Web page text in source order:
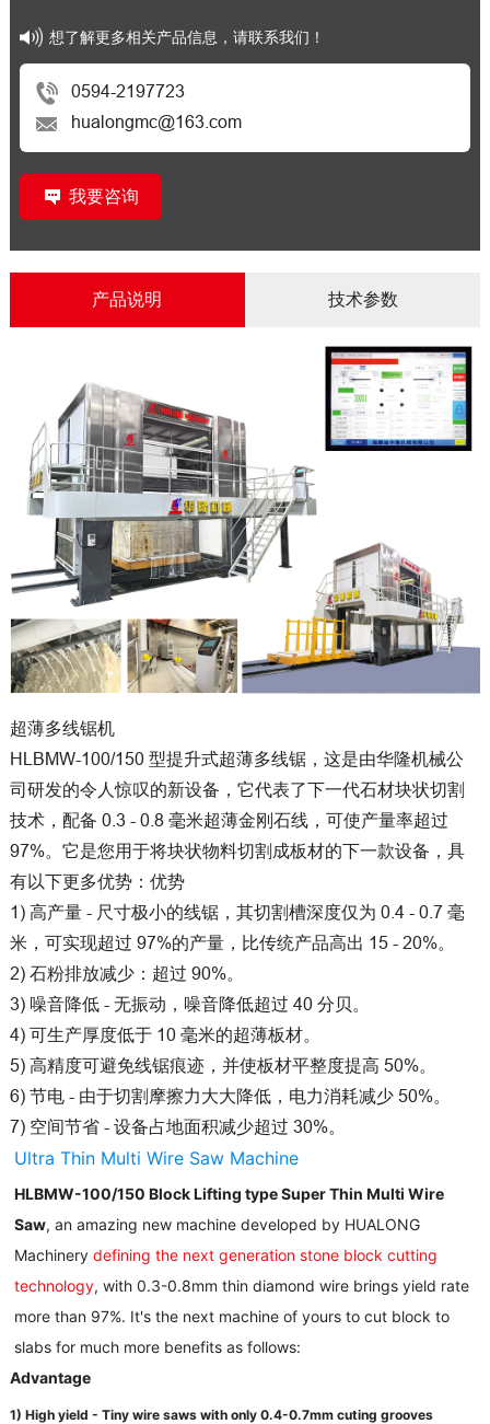
想了解更多相关产品信息，请联系我们！
0594-2197723
hualongmc@163.com
我要咨询
产品说明 技术参数
超薄多线锯机
HLBMW-100/150 型提升式超薄多线锯，这是由华隆机械公
司研发的令人惊叹的新设备，它代表了下一代石材块状切割
技术，配备 0.3 - 0.8 毫米超薄金刚石线，可使产量率超过
97%。它是您用于将块状物料切割成板材的下一款设备，具
有以下更多优势：优势
1) 高产量 - 尺寸极小的线锯，其切割槽深度仅为 0.4 - 0.7 毫
米，可实现超过 97%的产量，比传统产品高出 15 - 20%。
2) 石粉排放减少：超过 90%。
3) 噪音降低 - 无振动，噪音降低超过 40 分贝。
4) 可生产厚度低于 10 毫米的超薄板材。
5) 高精度可避免线锯痕迹，并使板材平整度提高 50%。
6) 节电 - 由于切割摩擦力大大降低，电力消耗减少 50%。
7) 空间节省 - 设备占地面积减少超过 30%。
Ultra Thin Multi Wire Saw Machine
HLBMW-100/150 Block Lifting type Super Thin Multi Wire
Saw, an amazing new machine developed by HUALONG
Machinery defining the next generation stone block cutting
technology, with 0.3-0.8mm thin diamond wire brings yield rate
more than 97%. It's the next machine of yours to cut block to
slabs for much more benefits as follows:
Advantage
1) High yield - Tiny wire saws with only 0.4-0.7mm cuting grooves